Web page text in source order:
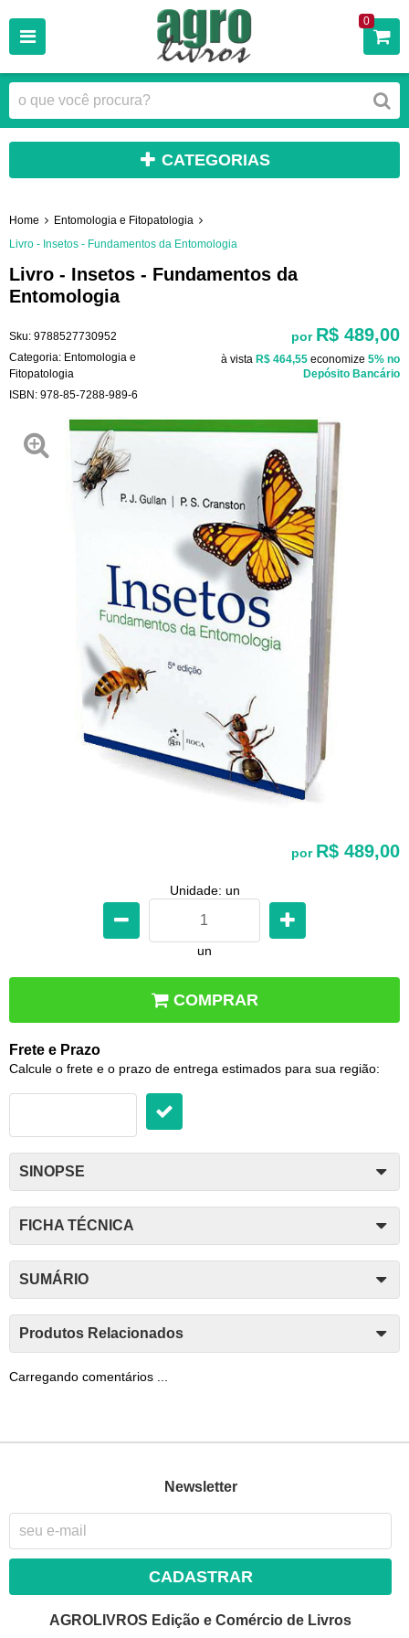
0
CATEGORIAS
Home
Entomologia e Fitopatologia
Livro - Insetos - Fundamentos da Entomologia
Livro - Insetos - Fundamentos da
Entomologia
Sku: 9788527730952
Categoria: Entomologia e
Fitopatologia
ISBN: 978-85-7288-989-6
por R$ 489,00
à vista R$ 464,55 economize 5% no
Depósito Bancário
por R$ 489,00
Unidade: un
un
COMPRAR
Frete e Prazo
Calcule o frete e o prazo de entrega estimados para sua região:
SINOPSE
FICHA TÉCNICA
SUMÁRIO
Produtos Relacionados
Carregando comentários ...
Newsletter
CADASTRAR
AGROLIVROS Edição e Comércio de Livros